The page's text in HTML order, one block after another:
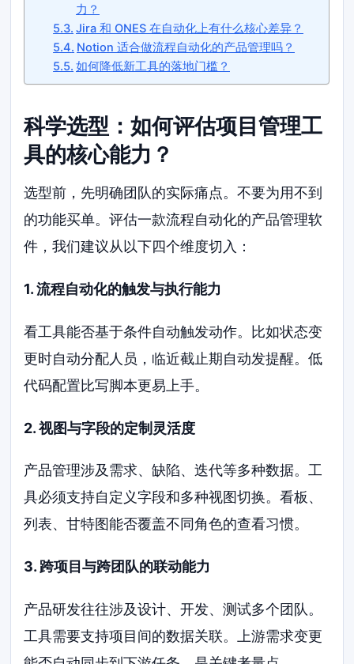
力？
Jira 和 ONES 在自动化上有什么核心差异？
Notion 适合做流程自动化的产品管理吗？
如何降低新工具的落地门槛？
科学选型：如何评估项目管理工
具的核心能力？
选型前，先明确团队的实际痛点。不要为用不到
的功能买单。评估一款流程自动化的产品管理软
件，我们建议从以下四个维度切入：
1. 流程自动化的触发与执行能力
看工具能否基于条件自动触发动作。比如状态变
更时自动分配人员，临近截止期自动发提醒。低
代码配置比写脚本更易上手。
2. 视图与字段的定制灵活度
产品管理涉及需求、缺陷、迭代等多种数据。工
具必须支持自定义字段和多种视图切换。看板、
列表、甘特图能否覆盖不同角色的查看习惯。
3. 跨项目与跨团队的联动能力
产品研发往往涉及设计、开发、测试多个团队。
工具需要支持项目间的数据关联。上游需求变更